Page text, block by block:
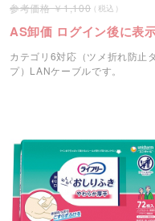
1,100
AS卸価 ログイン後に表
カテゴリ6対応（ツメ折れ防止
プ）LANケーブルです。